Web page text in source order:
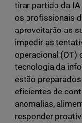
tirar partido da IA
os profissionais
aproveitarão as
impedir as
operacional (OT)
tecnologia da
estão
eficientes de
anomalias,
responder